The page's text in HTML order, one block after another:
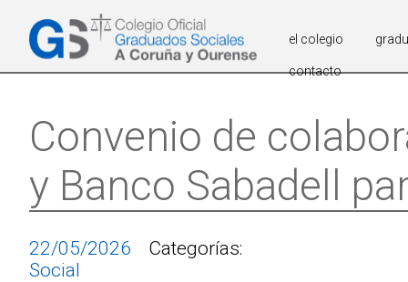
el colegio
contacto
Convenio de
y Banco Sabadell
22/05/2026
Categorías:
Social